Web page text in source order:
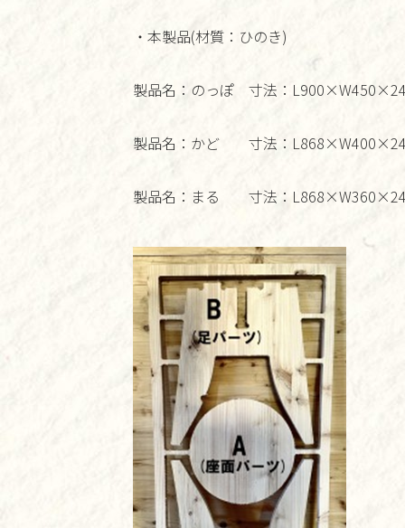
・本製品(材質：ひのき)
製品名：のっぽ 寸法：
製品名：かど 寸法：
製品名：まる 寸法：